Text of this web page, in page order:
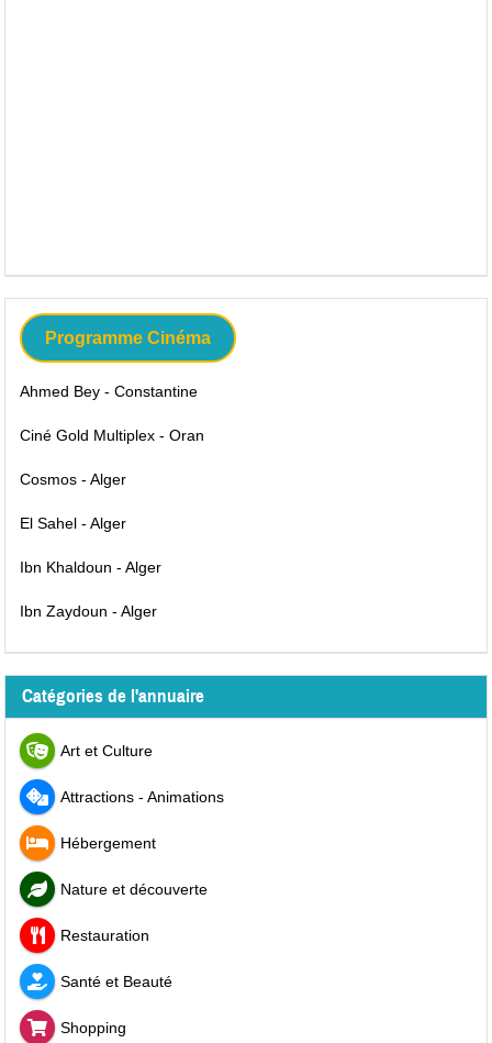
Programme Cinéma
Ahmed Bey - Constantine
Ciné Gold Multiplex - Oran
Cosmos - Alger
El Sahel - Alger
Ibn Khaldoun - Alger
Ibn Zaydoun - Alger
Catégories de l'annuaire
Art et Culture
Attractions - Animations
Hébergement
Nature et découverte
Restauration
Santé et Beauté
Shopping